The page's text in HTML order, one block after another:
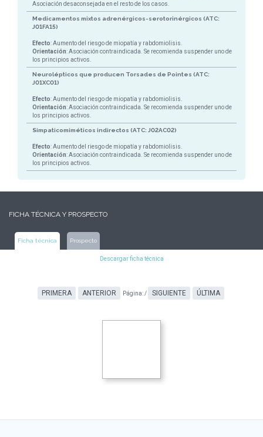
Asociación desaconsejada en el resto de los casos.
Medicamentos mixtos adrenérgicos-serotorinérgicos (ATC:
J01FA15)
Efecto: Aumento del riesgo de miopatía y rabdomiolisis.
Orientación: Asociación contraindicada. Se recomienda suspender uno de
los principios activos.
Neurolépticos que producen Torsades de Pointes (ATC:
J01XC01)
Efecto: Aumento del riesgo de miopatía y rabdomiolisis.
Orientación: Asociación contraindicada. Se recomienda suspender uno de
los principios activos.
Simpaticomiméticos indirectos (ATC: J02AC02)
Efecto: Aumento del riesgo de miopatía y rabdomiolisis.
Orientación: Asociación contraindicada. Se recomienda suspender uno de
los principios activos.
FICHA TÉCNICA Y PROSPECTO
Ficha técnica Prospecto
Descargar ficha técnica
PRIMERA ANTERIOR Página:/ SIGUIENTE ÚLTIMA